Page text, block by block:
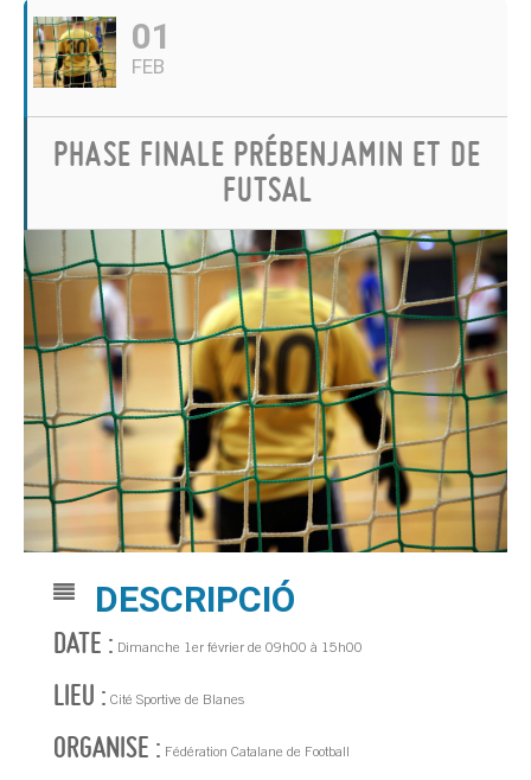
01
FEB
PHASE FINALE PRÉBENJAMIN ET DE
FUTSAL
DESCRIPCIÓ
DATE : Dimanche 1er février de 09h00 à 15h00
LIEU : Cité Sportive de Blanes
ORGANISE : Fédération Catalane de Football